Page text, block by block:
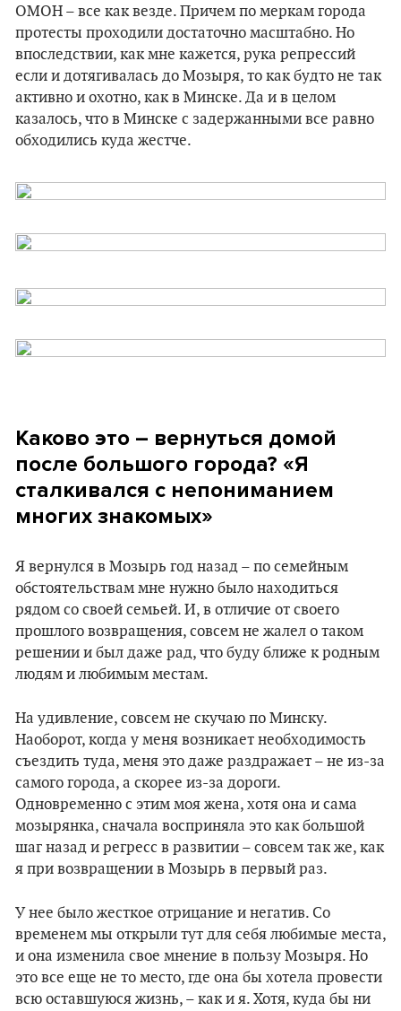
ОМОН – все как везде. Причем по меркам города
протесты проходили достаточно масштабно. Но
впоследствии, как мне кажется, рука репрессий
если и дотягивалась до Мозыря, то как будто не так
активно и охотно, как в Минске. Да и в целом
казалось, что в Минске с задержанными все равно
обходились куда жестче.
Каково это – вернуться домой
после большого города? «Я
сталкивался с непониманием
многих знакомых»
Я вернулся в Мозырь год назад – по семейным
обстоятельствам мне нужно было находиться
рядом со своей семьей. И, в отличие от своего
прошлого возвращения, совсем не жалел о таком
решении и был даже рад, что буду ближе к родным
людям и любимым местам.
На удивление, совсем не скучаю по Минску.
Наоборот, когда у меня возникает необходимость
съездить туда, меня это даже раздражает – не из-за
самого города, а скорее из-за дороги.
Одновременно с этим моя жена, хотя она и сама
мозырянка, сначала восприняла это как большой
шаг назад и регресс в развитии – совсем так же, как
я при возвращении в Мозырь в первый раз.
У нее было жесткое отрицание и негатив. Со
временем мы открыли тут для себя любимые места,
и она изменила свое мнение в пользу Мозыря. Но
это все еще не то место, где она бы хотела провести
всю оставшуюся жизнь, – как и я. Хотя, куда бы ни